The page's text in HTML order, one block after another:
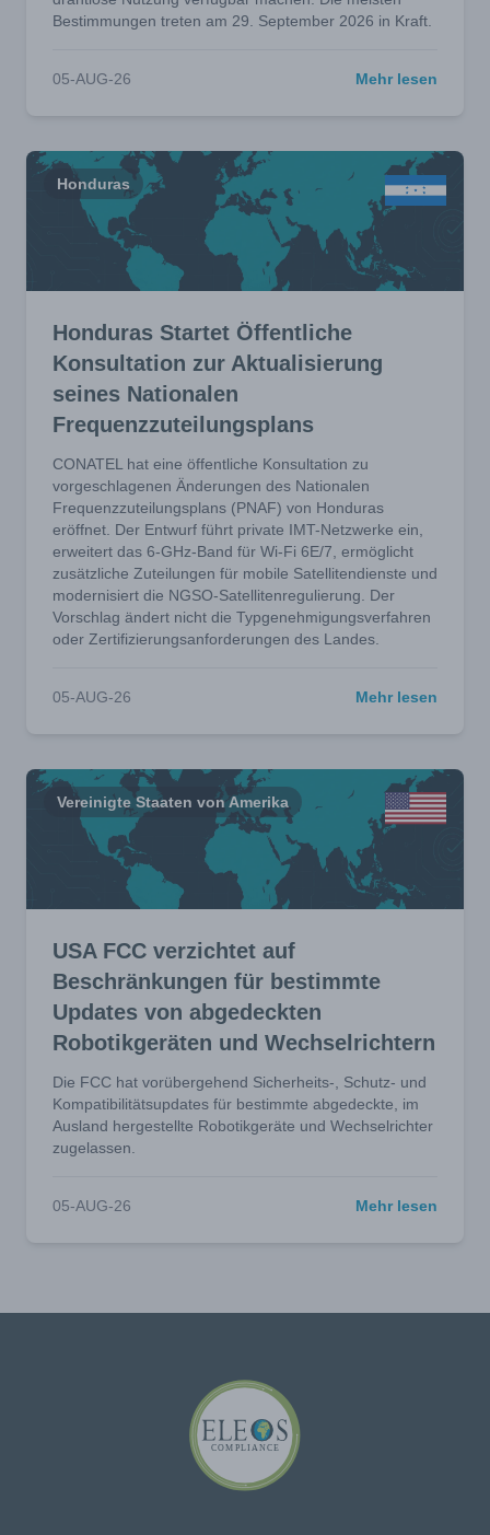
Bestimmungen treten am 29. September 2026 in Kraft.
05-AUG-26 Mehr lesen
Honduras
Honduras Startet Öffentliche
Konsultation zur Aktualisierung
seines Nationalen
Frequenzzuteilungsplans
CONATEL hat eine öffentliche Konsultation zu
vorgeschlagenen Änderungen des Nationalen
Frequenzzuteilungsplans (PNAF) von Honduras
eröffnet. Der Entwurf führt private IMT-Netzwerke ein,
erweitert das 6-GHz-Band für Wi-Fi 6E/7, ermöglicht
zusätzliche Zuteilungen für mobile Satellitendienste und
modernisiert die NGSO-Satellitenregulierung. Der
Vorschlag ändert nicht die Typgenehmigungsverfahren
oder Zertifizierungsanforderungen des Landes.
05-AUG-26 Mehr lesen
Vereinigte Staaten von Amerika
USA FCC verzichtet auf
Beschränkungen für bestimmte
Updates von abgedeckten
Robotikgeräten und Wechselrichtern
Die FCC hat vorübergehend Sicherheits-, Schutz- und
Kompatibilitätsupdates für bestimmte abgedeckte, im
Ausland hergestellte Robotikgeräte und Wechselrichter
zugelassen.
05-AUG-26 Mehr lesen